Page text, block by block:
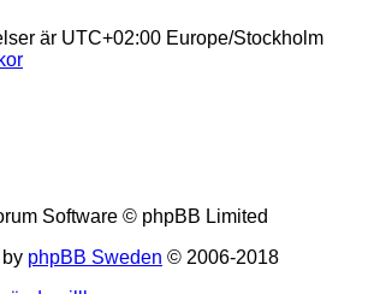
är UTC+02:00 Europe/Stockholm
Software © phpBB Limited
phpBB Sweden © 2006-2018